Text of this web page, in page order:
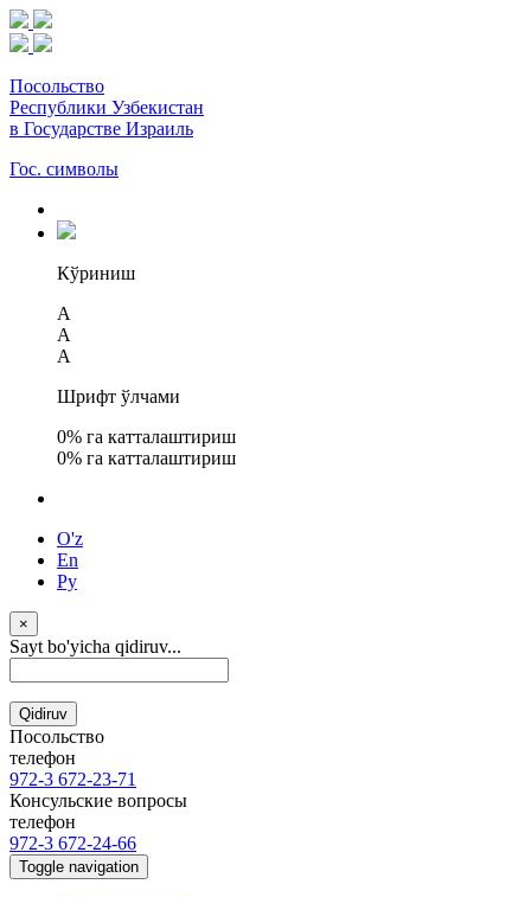
Посольство
Республики Узбекистан
в Государстве Израиль
Гос. символы
Кўриниш
A
A
A
Шрифт ўлчами
0% га катталаштириш
0% га катталаштириш
O'z
En
Ру
×
Sayt bo'yicha qidiruv...
Qidiruv
Посольство
телефон
972-3 672-23-71
Консульские вопросы
телефон
972-3 672-24-66
Toggle navigation